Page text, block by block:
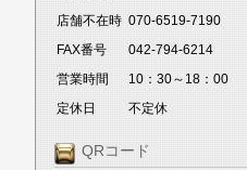
店舗不在時 070-6519-7190
FAX番号
042-794-6214
営業時間
10：30～18：00
定休日
不定休
QRコード